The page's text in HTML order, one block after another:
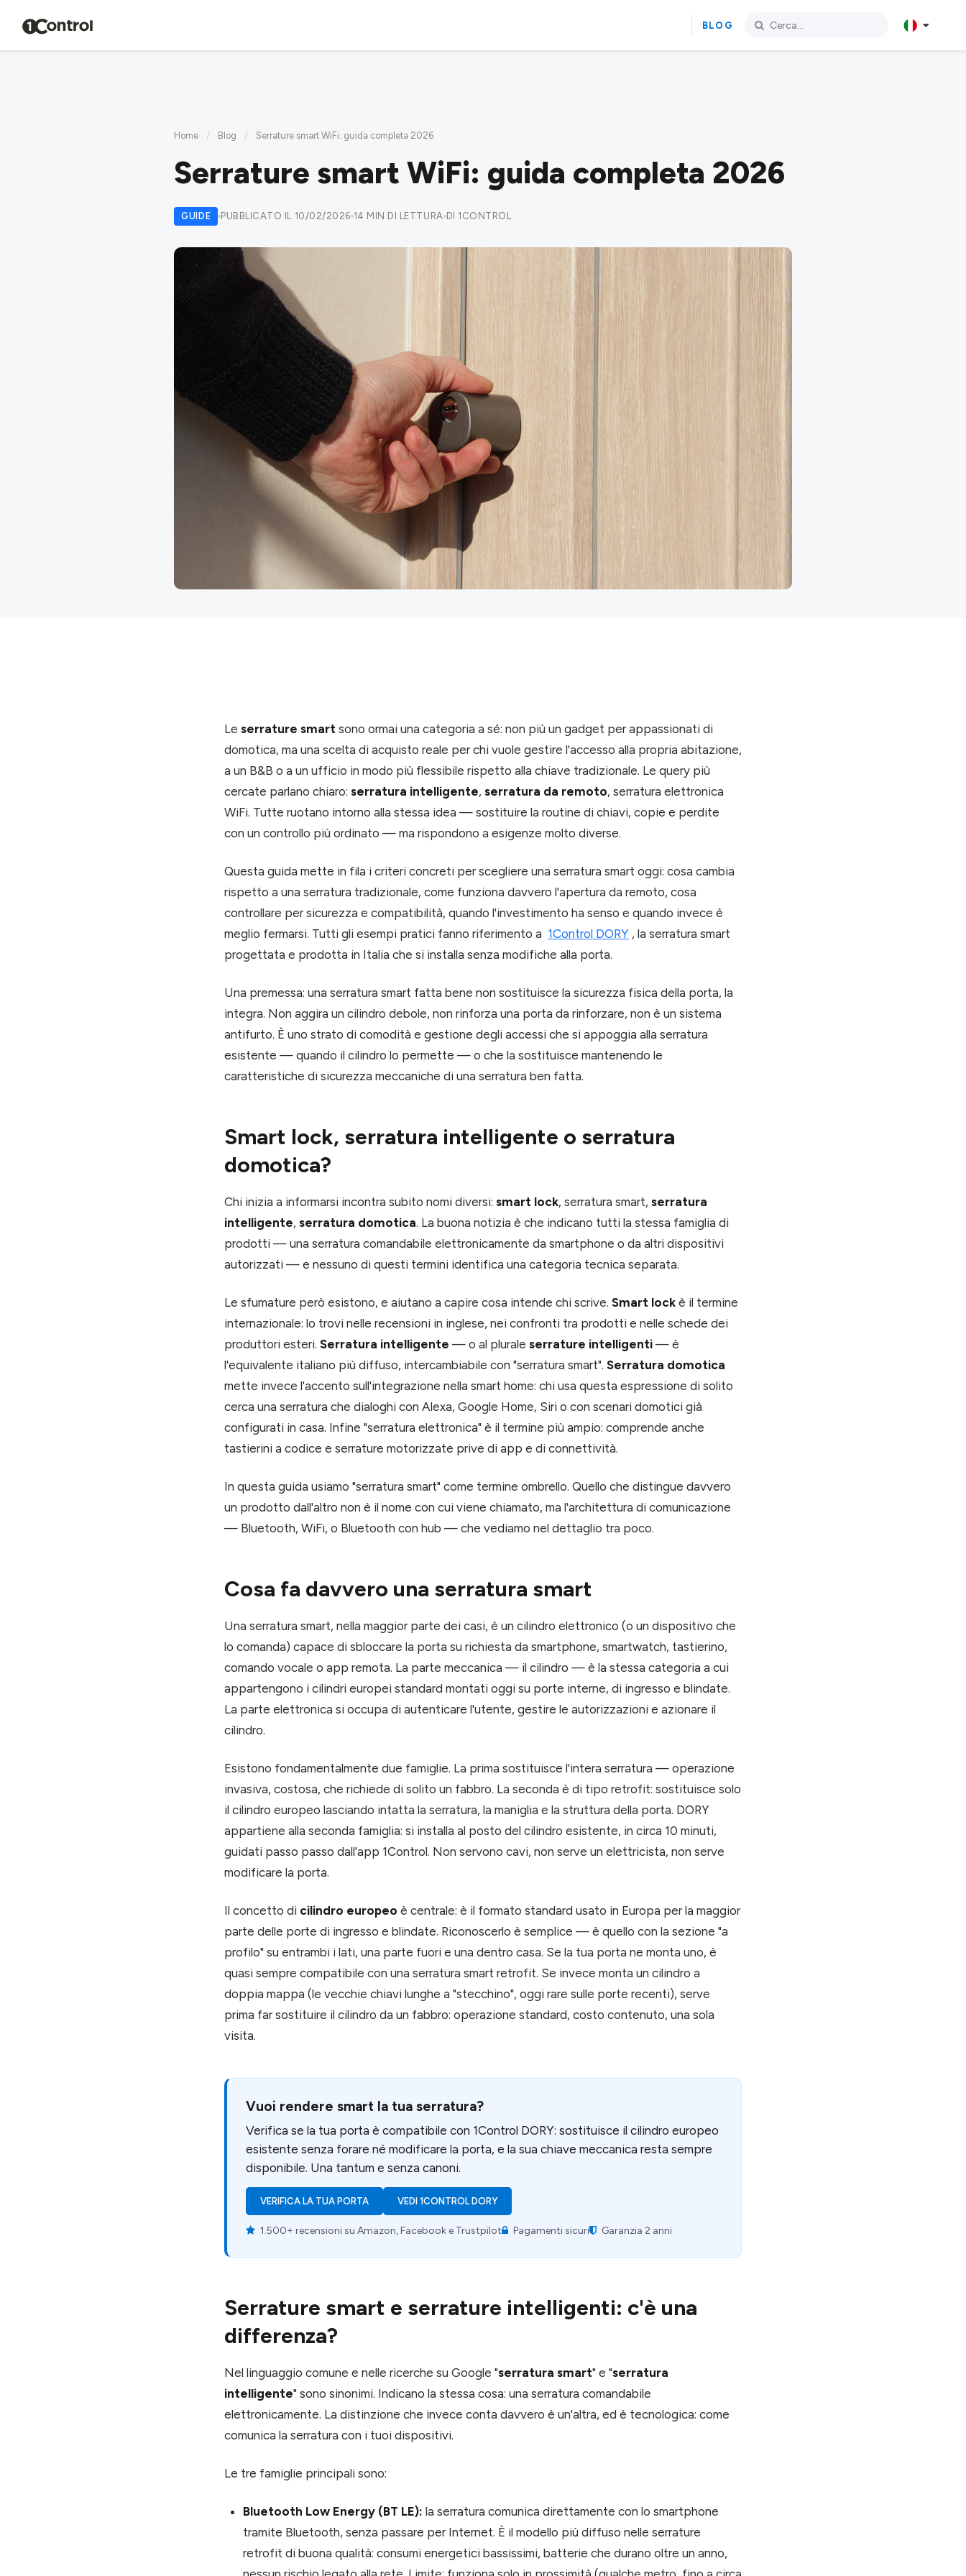
BLOG
Home / Blog / Serrature smart WiFi: guida completa 2026
Serrature smart WiFi: guida completa 2026
GUIDE PUBBLICATO IL 10/02/2026 14 MIN DI LETTURA DI 1CONTROL
Le serrature smart sono ormai una categoria a sé: non più un gadget per appassionati di
domotica, ma una scelta di acquisto reale per chi vuole gestire l'accesso alla propria abitazione,
a un B&B o a un ufficio in modo più flessibile rispetto alla chiave tradizionale. Le query più
cercate parlano chiaro: serratura intelligente, serratura da remoto, serratura elettronica
WiFi. Tutte ruotano intorno alla stessa idea — sostituire la routine di chiavi, copie e perdite
con un controllo più ordinato — ma rispondono a esigenze molto diverse.
Questa guida mette in fila i criteri concreti per scegliere una serratura smart oggi: cosa cambia
rispetto a una serratura tradizionale, come funziona davvero l'apertura da remoto, cosa
controllare per sicurezza e compatibilità, quando l'investimento ha senso e quando invece è
meglio fermarsi. Tutti gli esempi pratici fanno riferimento a 1Control DORY , la serratura smart
progettata e prodotta in Italia che si installa senza modifiche alla porta.
Una premessa: una serratura smart fatta bene non sostituisce la sicurezza fisica della porta, la
integra. Non aggira un cilindro debole, non rinforza una porta da rinforzare, non è un sistema
antifurto. È uno strato di comodità e gestione degli accessi che si appoggia alla serratura
esistente — quando il cilindro lo permette — o che la sostituisce mantenendo le
caratteristiche di sicurezza meccaniche di una serratura ben fatta.
Smart lock, serratura intelligente o serratura
domotica?
Chi inizia a informarsi incontra subito nomi diversi: smart lock, serratura smart, serratura
intelligente, serratura domotica. La buona notizia è che indicano tutti la stessa famiglia di
prodotti — una serratura comandabile elettronicamente da smartphone o da altri dispositivi
autorizzati — e nessuno di questi termini identifica una categoria tecnica separata.
Le sfumature però esistono, e aiutano a capire cosa intende chi scrive. Smart lock è il termine
internazionale: lo trovi nelle recensioni in inglese, nei confronti tra prodotti e nelle schede dei
produttori esteri. Serratura intelligente — o al plurale serrature intelligenti — è
l'equivalente italiano più diffuso, intercambiabile con "serratura smart". Serratura domotica
mette invece l'accento sull'integrazione nella smart home: chi usa questa espressione di solito
cerca una serratura che dialoghi con Alexa, Google Home, Siri o con scenari domotici già
configurati in casa. Infine "serratura elettronica" è il termine più ampio: comprende anche
tastierini a codice e serrature motorizzate prive di app e di connettività.
In questa guida usiamo "serratura smart" come termine ombrello. Quello che distingue davvero
un prodotto dall'altro non è il nome con cui viene chiamato, ma l'architettura di comunicazione
— Bluetooth, WiFi, o Bluetooth con hub — che vediamo nel dettaglio tra poco.
Cosa fa davvero una serratura smart
Una serratura smart, nella maggior parte dei casi, è un cilindro elettronico (o un dispositivo che
lo comanda) capace di sbloccare la porta su richiesta da smartphone, smartwatch, tastierino,
comando vocale o app remota. La parte meccanica — il cilindro — è la stessa categoria a cui
appartengono i cilindri europei standard montati oggi su porte interne, di ingresso e blindate.
La parte elettronica si occupa di autenticare l'utente, gestire le autorizzazioni e azionare il
cilindro.
Esistono fondamentalmente due famiglie. La prima sostituisce l'intera serratura — operazione
invasiva, costosa, che richiede di solito un fabbro. La seconda è di tipo retrofit: sostituisce solo
il cilindro europeo lasciando intatta la serratura, la maniglia e la struttura della porta. DORY
appartiene alla seconda famiglia: si installa al posto del cilindro esistente, in circa 10 minuti,
guidati passo passo dall'app 1Control. Non servono cavi, non serve un elettricista, non serve
modificare la porta.
Il concetto di cilindro europeo è centrale: è il formato standard usato in Europa per la maggior
parte delle porte di ingresso e blindate. Riconoscerlo è semplice — è quello con la sezione "a
profilo" su entrambi i lati, una parte fuori e una dentro casa. Se la tua porta ne monta uno, è
quasi sempre compatibile con una serratura smart retrofit. Se invece monta un cilindro a
doppia mappa (le vecchie chiavi lunghe a "stecchino", oggi rare sulle porte recenti), serve
prima far sostituire il cilindro da un fabbro: operazione standard, costo contenuto, una sola
visita.
Vuoi rendere smart la tua serratura?
Verifica se la tua porta è compatibile con 1Control DORY: sostituisce il cilindro europeo
esistente senza forare né modificare la porta, e la sua chiave meccanica resta sempre
disponibile. Una tantum e senza canoni.
VERIFICA LA TUA PORTA VEDI 1CONTROL DORY
1.500+ recensioni su Amazon, Facebook e Trustpilot Pagamenti sicuri Garanzia 2 anni
Serrature smart e serrature intelligenti: c'è una
differenza?
Nel linguaggio comune e nelle ricerche su Google "serratura smart" e "serratura
intelligente" sono sinonimi. Indicano la stessa cosa: una serratura comandabile
elettronicamente. La distinzione che invece conta davvero è un'altra, ed è tecnologica: come
comunica la serratura con i tuoi dispositivi.
Le tre famiglie principali sono:
Bluetooth Low Energy (BT LE): la serratura comunica direttamente con lo smartphone
tramite Bluetooth, senza passare per Internet. È il modello più diffuso nelle serrature
retrofit di buona qualità: consumi energetici bassissimi, batterie che durano oltre un anno,